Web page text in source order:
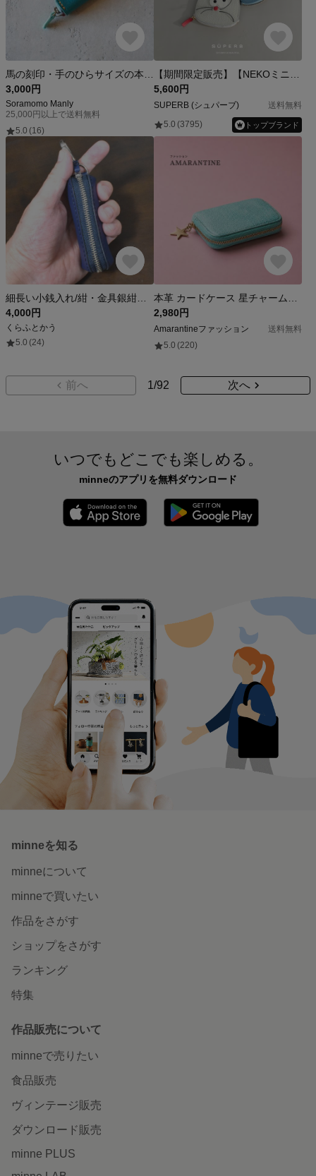
3,000円
Soramomo Manly
25,000円以上で送料無料
5.0 (16)
5,600円
SÜPERB (シュパーブ)
送料無料
5.0 (3795) トップブランド
4,000円
くらふとかう
5.0 (24)
2,980円
Amarantineファッション
送料無料
5.0 (220)
前へ 1/92 次へ
いつでもどこでも楽しめる。
minneのアプリを無料ダウンロード
minneを知る
minneについて
minneで買いたい
作品をさがす
ショップをさがす
ランキング
特集
作品販売について
minneで売りたい
食品販売
ヴィンテージ販売
ダウンロード販売
minne PLUS